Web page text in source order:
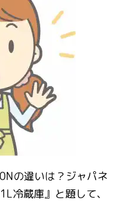
の違いは？ジャパネ
冷蔵庫』と題して、